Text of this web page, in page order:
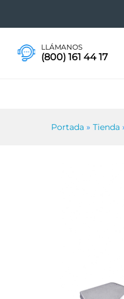
LLÁMANOS
(800) 161 44 17
Portada » Tienda